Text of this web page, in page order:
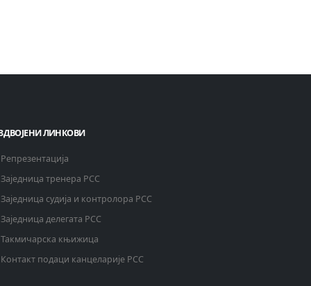
ЛИНКОВИ
Репрезентација
Заједница тренера РСС
Заједница судија и контролора РСС
Заједница делегата РСС
Такмичарска књижица
Контакт подаци канцеларије РСС